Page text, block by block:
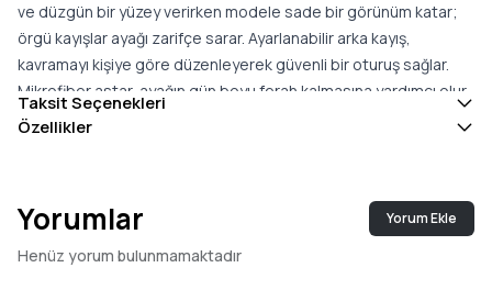
ve düzgün bir yüzey verirken modele sade bir görünüm katar;
örgü kayışlar ayağı zarifçe sarar. Ayarlanabilir arka kayış,
kavramayı kişiye göre düzenleyerek güvenli bir oturuş sağlar.
Mikrofiber astar, ayağın gün boyu ferah kalmasına yardımcı olur.
Uzun süreli konfor için dolgulu iç taban ve deri astar, ayağı
görünümü, günübirlik geziler ve seyahat, aperitifler ve gayri
resmi akşam yemekleri için ideal olan bu model; geniş bir
kullanım alanına uyum gösterir. İtalya'da üretilen bu model,
Taksit Seçenekleri
Özellikler
Yorumlar Yorum Ekle
Henüz yorum bulunmamaktadır